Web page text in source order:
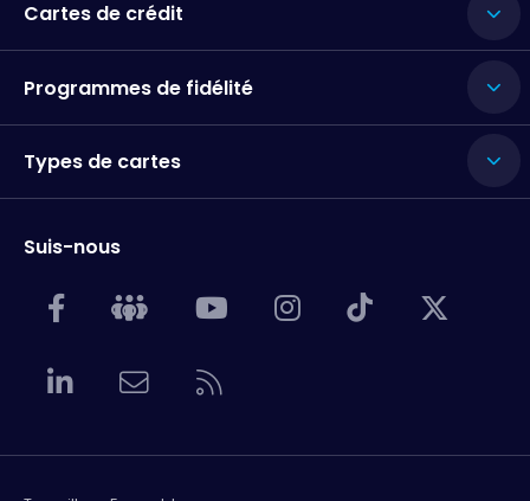
Cartes de crédit
Programmes de fidélité
Types de cartes
Suis-nous